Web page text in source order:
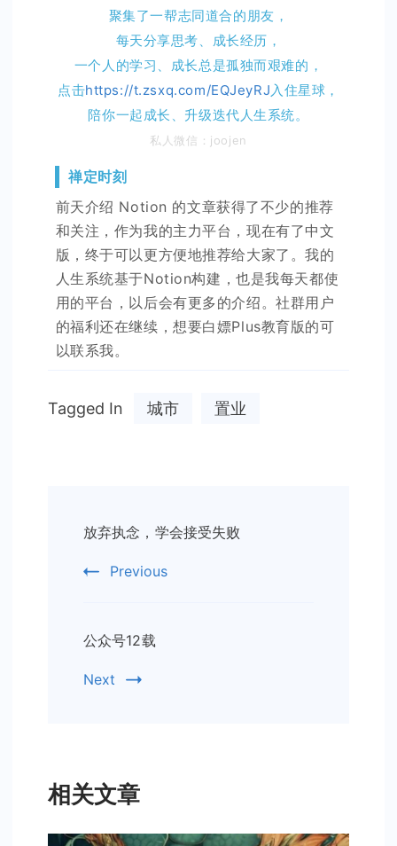
聚集了一帮志同道合的朋友，
每天分享思考、成长经历，
一个人的学习、成长总是孤独而艰难的，
点击https://t.zsxq.com/EQJeyRJ 入住星球，
陪你一起成长、升级迭代人生系统。
私人微信：joojen
禅定时刻
前天介绍 Notion 的文章获得了不少的推荐
和关注，作为我的主力平台，现在有了中文
版，终于可以更方便地推荐给大家了。我的
人生系统基于Notion构建，也是我每天都使
用的平台，以后会有更多的介绍。社群用户
的福利还在继续，想要白嫖Plus教育版的可
以联系我。
Tagged In 城市 置业
Navigation
放弃执念，学会接受失败
Previous
公众号12载
Next
相关文章